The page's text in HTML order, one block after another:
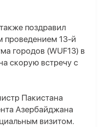
поздравил
проведением 13-й
городов (WUF13) в
скорую встречу с
Пакистана
Азербайджана
визитом.